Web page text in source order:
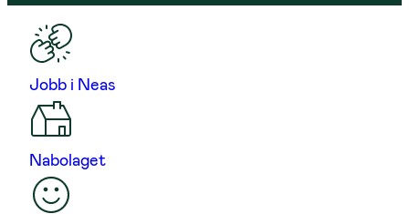
Jobb i Neas
Nabolaget